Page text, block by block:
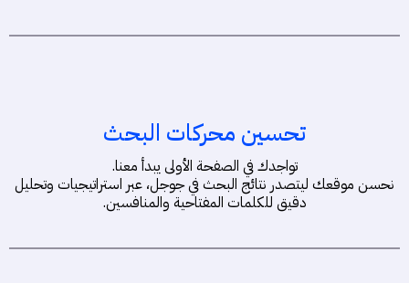
تحسين محركات البحث
تواجدك في الصفحة الأولى يبدأ معنا.
نحسن موقعك ليتصدر نتائج البحث في جوجل، عبر استراتيجيات وتحليل
دقيق للكلمات المفتاحية والمنافسين.